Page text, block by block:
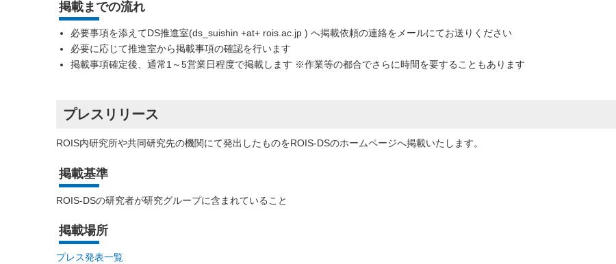
掲載までの流れ
必要事項を添えてDS推進室(ds_suishin +at+ rois.ac.jp ) へ掲載依頼の連絡をメールにてお送りください
必要に応じて推進室から掲載事項の確認を行います
掲載事項確定後、通常1～5営業日程度で掲載します ※作業等の都合でさらに時間を要することもあります
プレスリリース
ROIS内研究所や共同研究先の機関にて発出したものをROIS-DSのホームページへ掲載いたします。
掲載基準
ROIS-DSの研究者が研究グループに含まれていること
掲載場所
プレス発表一覧